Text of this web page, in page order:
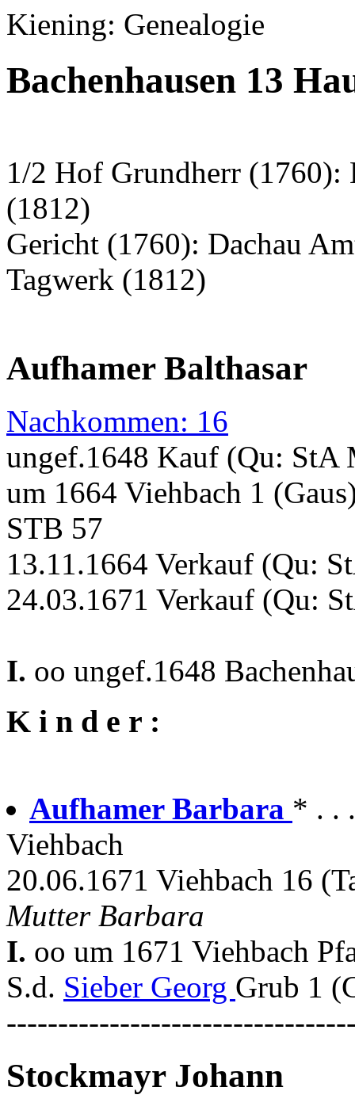
Kiening: Genealogie
Bachenhausen 13
1/2 Hof Grundherr
(1812)
Gericht (1760): Dachau
Tagwerk (1812)
Aufhamer Balthasar
Nachkommen: 16
ungef.1648 Kauf (Qu: StA
um 1664 Viehbach 1
STB 57
13.11.1664 Verkauf (Qu:
24.03.1671 Verkauf (Qu:
I. oo ungef.1648
K i n d e r :
Aufhamer Barbara * . .
Viehbach
20.06.1671 Viehbach 16
Mutter Barbara
I. oo um 1671 Viehbach
S.d. Sieber Georg Grub 1
Stockmayr Johann